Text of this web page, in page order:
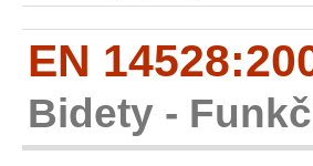
EN
Bidety -